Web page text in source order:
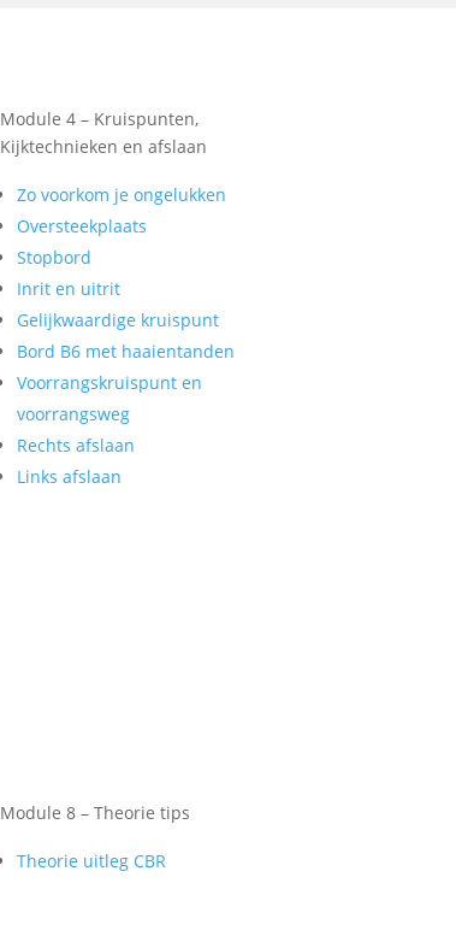
Module 4 – Kruispunten,
Kijktechnieken en afslaan
Zo voorkom je ongelukken
Oversteekplaats
Stopbord
Inrit en uitrit
Gelijkwaardige kruispunt
Bord B6 met haaientanden
Voorrangskruispunt en
voorrangsweg
Rechts afslaan
Links afslaan
Module 8 – Theorie tips
Theorie uitleg CBR